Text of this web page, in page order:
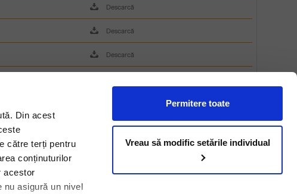
Din acest
către terți pentru
conținuturilor
acestor
nu asigură un nivel
Permitere toate
Vreau să modific setările individual
Descarcă
Descarcă
Descarcă
Rompetrol Rafinare